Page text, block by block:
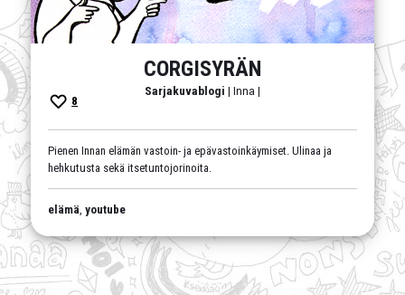
CORGISYRÄN
Sarjakuvablogi | Inna |
8
Pienen Innan elämän vastoin- ja epävastoinkäymiset. Ulinaa ja
hehkutusta sekä itsetuntojorinoita.
elämä,youtube